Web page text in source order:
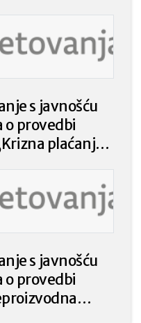
s javnošću
o provedbi
plaćanja
klimatskih
događaja“ iz
Republike
godine.
s javnošću
o provedbi